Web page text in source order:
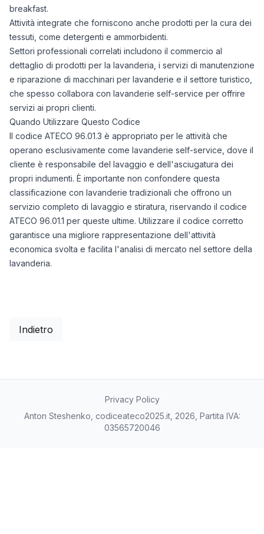
breakfast.
Attività integrate che forniscono anche prodotti per la cura dei
tessuti, come detergenti e ammorbidenti.
Settori professionali correlati includono il commercio al
dettaglio di prodotti per la lavanderia, i servizi di manutenzione
e riparazione di macchinari per lavanderie e il settore turistico,
che spesso collabora con lavanderie self-service per offrire
servizi ai propri clienti.
Quando Utilizzare Questo Codice
Il codice ATECO 96.01.3 è appropriato per le attività che
operano esclusivamente come lavanderie self-service, dove il
cliente è responsabile del lavaggio e dell'asciugatura dei
propri indumenti. È importante non confondere questa
classificazione con lavanderie tradizionali che offrono un
servizio completo di lavaggio e stiratura, riservando il codice
ATECO 96.01.1 per queste ultime. Utilizzare il codice corretto
garantisce una migliore rappresentazione dell'attività
economica svolta e facilita l'analisi di mercato nel settore della
lavanderia.
Indietro
Privacy Policy
Anton Steshenko, codiceateco2025.it, 2026, Partita IVA:
03565720046